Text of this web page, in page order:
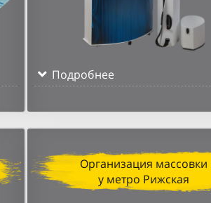
Подробнее
Организация массовки
у метро Рижская